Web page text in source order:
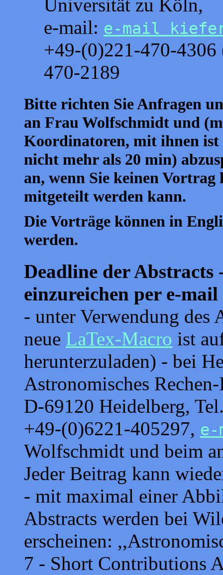
Universität zu Köln,
e-mail: e-mail
+49-(0)221-470-
470-2189
Bitte richten Sie Anfragen
an Frau Wolfschmidt und
Koordinatoren, mit ihnen ist
nicht mehr als 20 min)
an, wenn Sie keinen
mitgeteilt werden kann.
Die Vorträge können in
werden.
Deadline der Abstracts
einzureichen per e-
- unter Verwendung des
neue LaTex-Macro ist
herunterzuladen) - bei
Astronomisches
D-69120 Heidelberg,
+49-(0)6221-405297, e-
Wolfschmidt und beim
Jeder Beitrag kann
- mit maximal einer
Abstracts werden bei
erscheinen:
7 - Short Contributions